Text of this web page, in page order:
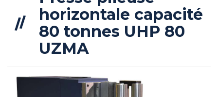
horizontale capacité
80 tonnes UHP 80
UZMA